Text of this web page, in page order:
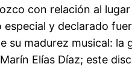
con relación al
y declarado
madurez musical: la
Elías Díaz; este